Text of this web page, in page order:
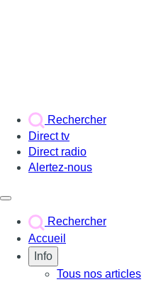
Rechercher
Direct tv
Direct radio
Alertez-nous
Rechercher
Accueil
Info
Tous nos articles